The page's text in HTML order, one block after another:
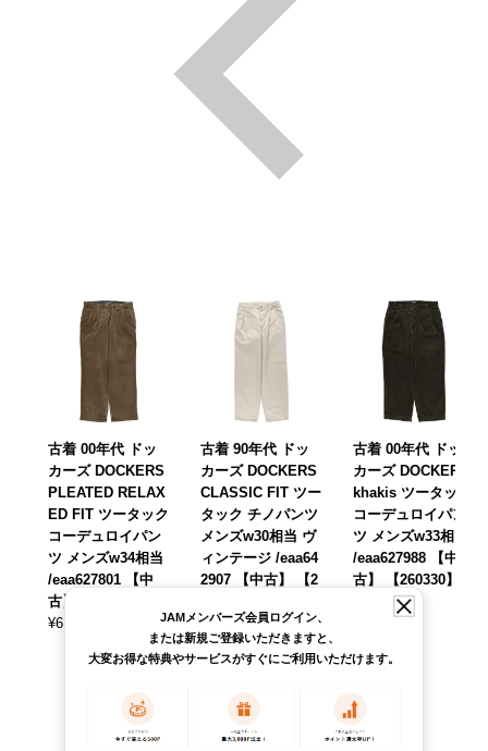
古着 00年代 ドッ
カーズ DOCKERS
PLEATED RELAX
ED FIT ツータック
コーデュロイパン
ツ メンズw34相当
/eaa627801 【中
古】 【260328】
¥6,490
古着 90年代 ドッ
カーズ DOCKERS
CLASSIC FIT ツー
タック チノパンツ
メンズw30相当 ヴ
ィンテージ /eaa64
2907 【中古】 【2
¥6,490(税込)
古着 00年代 ドッ
カーズ DOCKERS
khakis ツータック
コーデュロイパン
ツ メンズw33相当
/eaa627988 【中
古】 【260330】
6,490(税込)
JAMメンバーズ会員ログイン、
または新規ご登録いただきますと、
大変お得な特典やサービスがすぐにご利用いただけます。